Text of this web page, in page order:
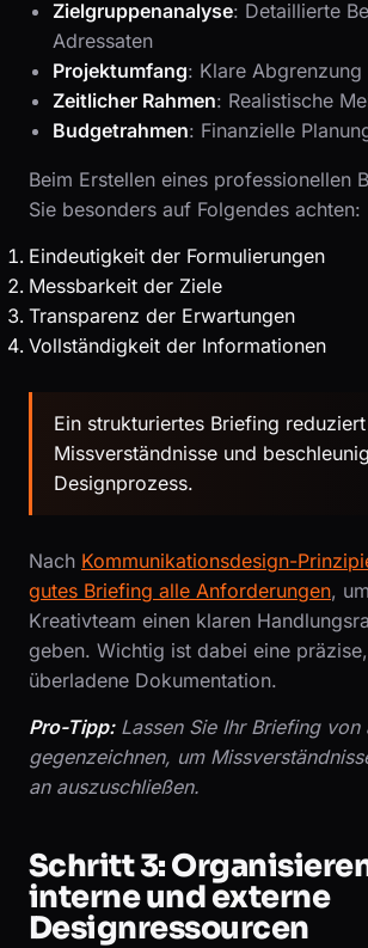
Zielgruppenanalyse: Detaillierte
Adressaten
Projektumfang: Klare
Zeitlicher Rahmen: Realistische
Budgetrahmen: Finanzielle
Beim Erstellen eines professionellen
Sie besonders auf Folgendes achten:
Eindeutigkeit der Formulierungen
Messbarkeit der Ziele
Transparenz der Erwartungen
Vollständigkeit der Informationen
Ein strukturiertes Briefing reduziert
Missverständnisse und
Designprozess.
Nach Kommunikationsdesign-
gutes Briefing alle Anforderungen,
Kreativteam einen klaren
geben. Wichtig ist dabei eine
überladene Dokumentation.
Pro-Tipp: Lassen Sie Ihr Briefing von
gegenzeichnen, um
an auszuschließen.
Schritt 3:
interne und externe
Designressourcen